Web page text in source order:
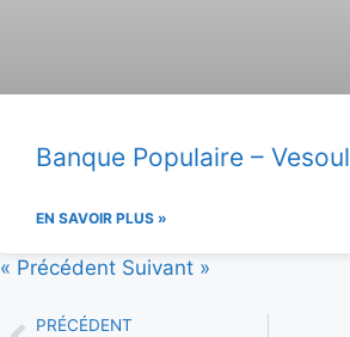
Banque Populaire – Vesoul
EN SAVOIR PLUS »
« Précédent Suivant »
PRÉCÉDENT